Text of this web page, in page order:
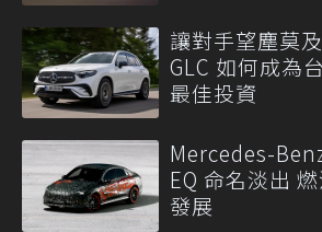
讓對手望塵莫
GLC 如何成為
最佳投資
Mercedes-
EQ 命名淡出
發展